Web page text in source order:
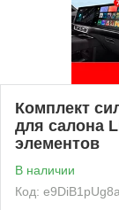
Комплект
для салона
элементов
В наличии
Код: